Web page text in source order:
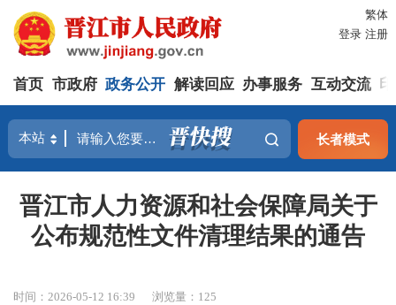
繁体
登录 注册
首页 市政府 政务公开 解读回应 办事服务 互动交流
长者模式
晋江市人力资源和社会保障局关于
公布规范性文件清理结果的通告
时间：2026-05-12 16:39 浏览量： 125